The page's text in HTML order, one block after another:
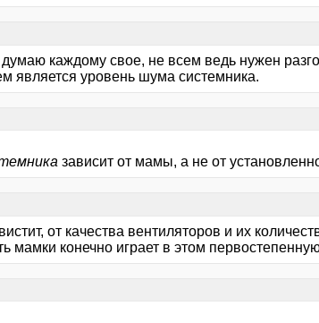
думаю каждому свое, не всем ведь нужен
является уровень шума системника.
зависит от мамы, а не от
от качества вентиляторов и их
мамки конечно играет в этом